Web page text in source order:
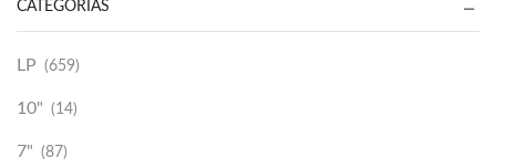
CATEGORÍAS
LP (659)
10" (14)
7" (87)